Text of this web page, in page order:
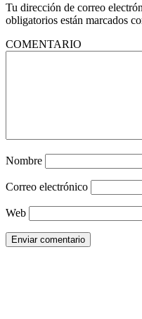
Tu dirección de correo
obligatorios están marcados
COMENTARIO
Nombre
Correo electrónico
Web